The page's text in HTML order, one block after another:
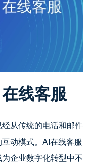
线客服
从传统的电话和邮件
动模式。AI在线客服
企业数字化转型中不